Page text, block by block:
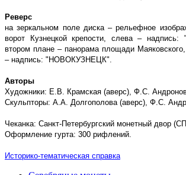
Реверс
на зеркальном поле диска – рельефное
ворот Кузнецкой крепости, слева –
втором плане – панорама площади
– надпись: "НОВОКУЗНЕЦК".
Авторы
Художники: Е.В. Крамская (аверс), Ф.С.
Скульпторы: А.А. Долгополова (аверс), Ф.С.
Чеканка: Санкт-Петербургский монетный двор
Оформление гурта: 300 рифлений.
Историко-тематическая справка